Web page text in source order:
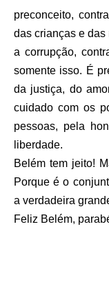
preconceito,
das crianças e das
a corrupção,
somente isso. É
da justiça, do
cuidado com os
pessoas, pela
liberdade.
Belém tem jeito!
Porque é o
a verdadeira
Feliz Belém,